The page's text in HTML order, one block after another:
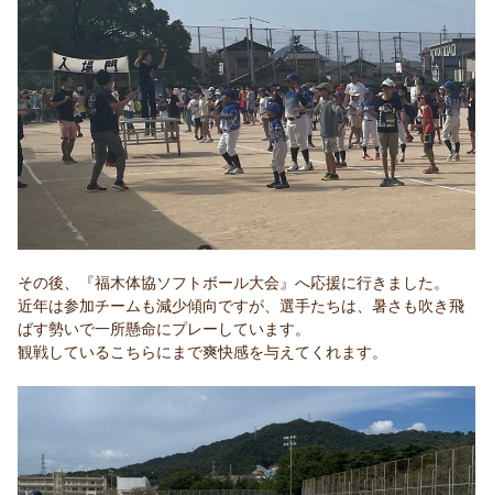
その後、『福木体協ソフトボール大会』へ応援に行きました。
近年は参加チームも減少傾向ですが、選手たちは、暑さも吹き飛
ばす勢いで一所懸命にプレーしています。
観戦しているこちらにまで爽快感を与えてくれます。